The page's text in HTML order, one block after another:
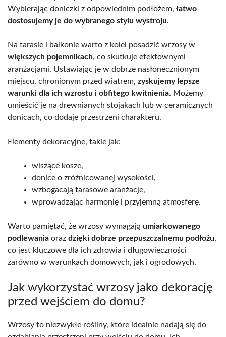
Wybierając doniczki z odpowiednim podłożem, łatwo
dostosujemy je do wybranego stylu wystroju.
Na tarasie i balkonie warto z kolei posadzić wrzosy w
większych pojemnikach, co skutkuje efektownymi
aranżacjami. Ustawiając je w dobrze nasłonecznionym
miejscu, chronionym przed wiatrem, zyskujemy lepsze
warunki dla ich wzrostu i obfitego kwitnienia. Możemy
umieścić je na drewnianych stojakach lub w ceramicznych
donicach, co dodaje przestrzeni charakteru.
Elementy dekoracyjne, takie jak:
wiszące kosze,
donice o zróżnicowanej wysokości,
wzbogacają tarasowe aranżacje,
wprowadzając harmonię i przyjemną atmosferę.
Warto pamiętać, że wrzosy wymagają umiarkowanego
podlewania oraz dzięki dobrze przepuszczalnemu podłożu,
co jest kluczowe dla ich zdrowia i długowieczności
zarówno w warunkach domowych, jak i ogrodowych.
Jak wykorzystać wrzosy jako dekorację
przed wejściem do domu?
Wrzosy to niezwykłe rośliny, które idealnie nadają się do